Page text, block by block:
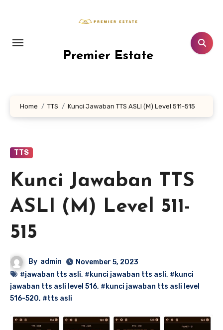
Premier Estate
Home TTS Kunci Jawaban TTS ASLI (M) Level 511-515
TTS
Kunci Jawaban TTS
ASLI (M) Level 511-
515
By admin
November 5, 2023
#jawaban tts asli, #kunci jawaban tts asli, #kunci
jawaban tts asli level 516, #kunci jawaban tts asli level
516-520, #tts asli